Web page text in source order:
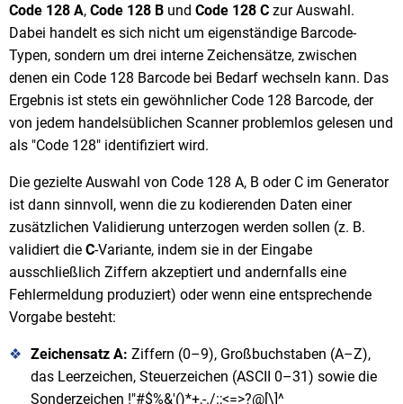
Code 128 A, Code 128 B und Code 128 C zur Auswahl.
Dabei handelt es sich nicht um eigenständige Barcode-
Typen, sondern um drei interne Zeichensätze, zwischen
denen ein Code 128 Barcode bei Bedarf wechseln kann. Das
Ergebnis ist stets ein gewöhnlicher Code 128 Barcode, der
von jedem handelsüblichen Scanner problemlos gelesen und
als "Code 128" identifiziert wird.
Die gezielte Auswahl von Code 128 A, B oder C im Generator
ist dann sinnvoll, wenn die zu kodierenden Daten einer
zusätzlichen Validierung unterzogen werden sollen (z. B.
validiert die C-Variante, indem sie in der Eingabe
ausschließlich Ziffern akzeptiert und andernfalls eine
Fehlermeldung produziert) oder wenn eine entsprechende
Vorgabe besteht:
Zeichensatz A: Ziffern (0–9), Großbuchstaben (A–Z),
das Leerzeichen, Steuerzeichen (ASCII 0–31) sowie die
Sonderzeichen !"#$%&'()*+,-./:;<=>?@[\]^_